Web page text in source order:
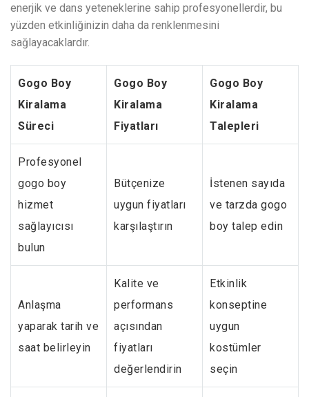
enerjik ve dans yeteneklerine sahip profesyonellerdir, bu
yüzden etkinliğinizin daha da renklenmesini
sağlayacaklardır.
Gogo Boy
Kiralama
Süreci
Gogo Boy
Kiralama
Fiyatları
Gogo Boy
Kiralama
Talepleri
Profesyonel
gogo boy
hizmet
sağlayıcısı
bulun
Bütçenize
uygun fiyatları
karşılaştırın
İstenen sayıda
ve tarzda gogo
boy talep edin
Anlaşma
yaparak tarih ve
saat belirleyin
Kalite ve
performans
açısından
fiyatları
değerlendirin
Etkinlik
konseptine
uygun
kostümler
seçin